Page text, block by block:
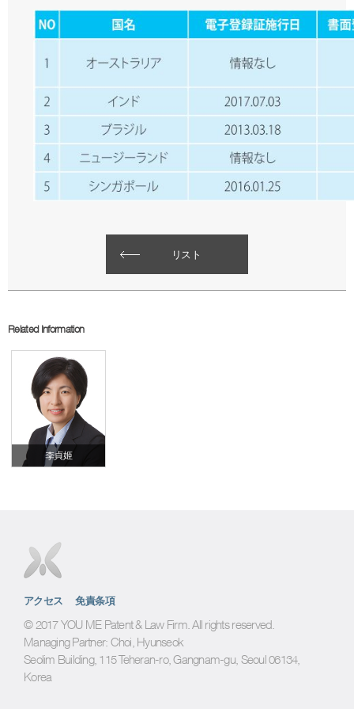
リスト
Related Information
李貞姬
アクセス 免責条項
© 2017 YOU ME Patent & Law Firm. All rights reserved.
Managing Partner: Choi, Hyunseok
Seolim Building, 115 Teheran-ro, Gangnam-gu, Seoul 06134,
Korea